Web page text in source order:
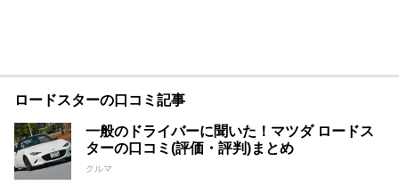
ロードスターの口コミ記事
一般のドライバーに聞いた！マツダ ロードス
ターの口コミ(評価・評判)まとめ
クルマ